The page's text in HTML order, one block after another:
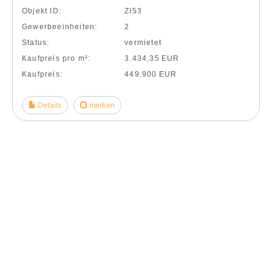
Objekt ID:
ZI53
Gewerbeeinheiten:
2
Status:
vermietet
Kaufpreis pro m²:
3.434,35 EUR
Kaufpreis:
449.900 EUR
Details merken